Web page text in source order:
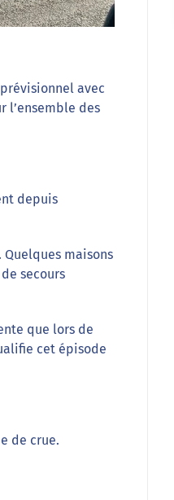
avec
l’ensemble des
depuis
Quelques maisons
secours
que lors de
cet épisode
de crue.